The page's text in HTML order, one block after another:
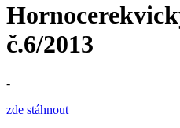
č.6/2013
-
zde stáhnout